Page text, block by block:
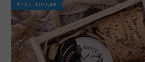
Хиты продаж